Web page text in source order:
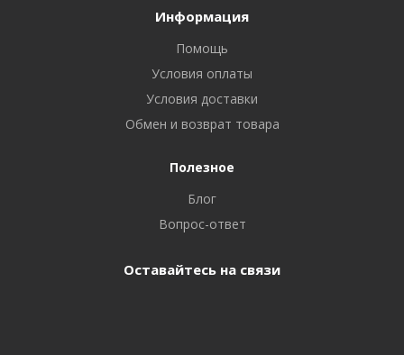
Информация
Помощь
Условия оплаты
Условия доставки
Обмен и возврат товара
Полезное
Блог
Вопрос-ответ
Оставайтесь на связи